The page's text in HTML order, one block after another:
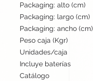
Packaging: alto (cm)
Packaging: largo (cm)
Packaging: ancho (cm)
Peso caja (Kgr)
Unidades/caja
Incluye baterías
Catálogo